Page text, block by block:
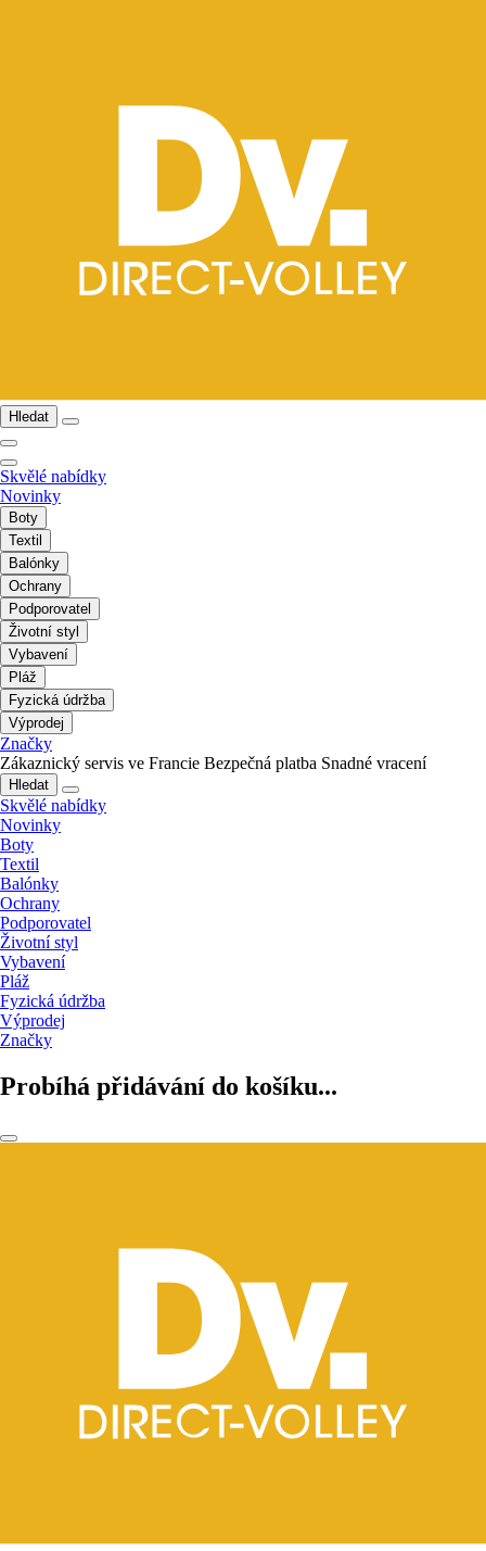
Hledat
Skvělé nabídky
Novinky
Boty
Textil
Balónky
Ochrany
Podporovatel
Životní styl
Vybavení
Pláž
Fyzická údržba
Výprodej
Značky
Zákaznický servis ve Francie Bezpečná platba Snadné vracení
Hledat
Skvělé nabídky
Novinky
Boty
Textil
Balónky
Ochrany
Podporovatel
Životní styl
Vybavení
Pláž
Fyzická údržba
Výprodej
Značky
Probíhá přidávání do košíku...